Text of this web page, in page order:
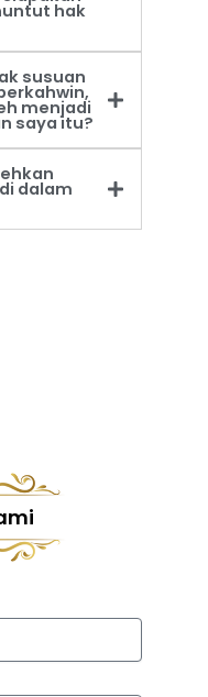
hak
susuan
menjadi
saya itu?
dalam